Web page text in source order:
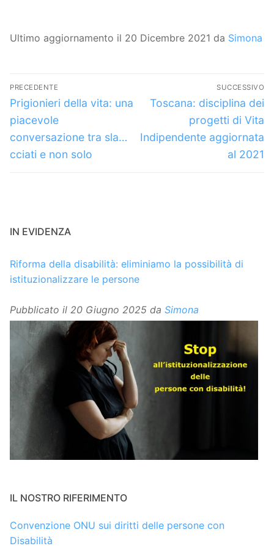
Ultimo aggiornamento il 20 Dicembre 2021 da Simona
Navigazione
articoli
PRECEDENTE
Articolo
precedente:
Prigionieri della vita: una
piacevole
conversazione tra sla…
cciati e non solo
SUCCESSIVO
Articolo
successivo:
Toscana: disciplina dei
progetti di Vita
Indipendente aggiornata
al 2021
IN EVIDENZA
Riforma della disabilità: eliminiamo la possibilità di
istituzionalizzare le persone
Pubblicato il 20 Giugno 2025 da Simona
IL NOSTRO RIFERIMENTO
Convenzione ONU sui diritti delle persone con
Disabilità